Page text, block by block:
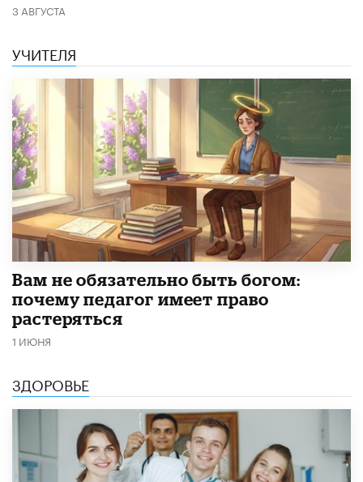
3 АВГУСТА
УЧИТЕЛЯ
​Вам не обязательно быть богом:
почему педагог имеет право
растеряться
1 ИЮНЯ
ЗДОРОВЬЕ